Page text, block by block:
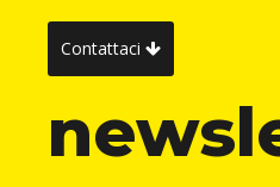
Contattaci